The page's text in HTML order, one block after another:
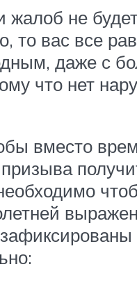
жалоб не
то вас все
даже с
что нет
вместо